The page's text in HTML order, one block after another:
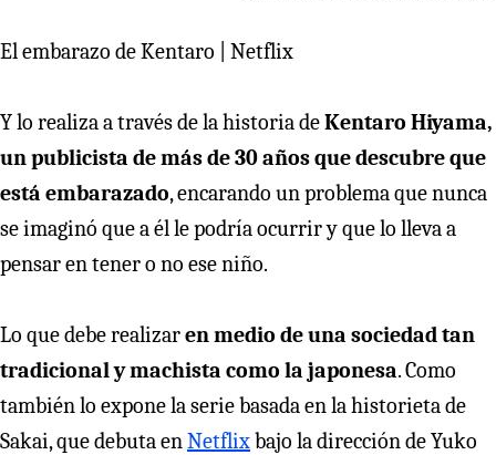
El embarazo de Kentaro | Netflix
Y lo realiza a través de la historia deKentaro Hiyama,
un publicista de más de 30 años que descubre que
está embarazado, encarando un problema que nunca
se imaginó que a él le podría ocurrir y que lo lleva a
pensar en tener o no ese niño.
Lo que debe realizaren medio de una sociedad tan
tradicional y machista como la japonesa. Como
también lo expone la serie basada en la historieta de
Sakai, que debuta en Netflixbajo la dirección de Yuko